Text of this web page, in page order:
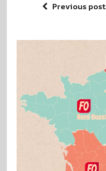
Previous post